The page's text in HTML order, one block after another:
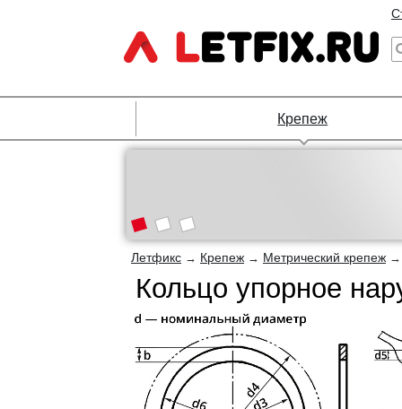
Крепеж
Летфикс → Крепеж → Метрический крепеж
Кольцо упорное